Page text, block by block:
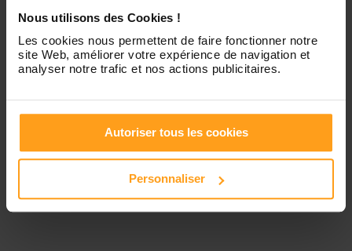
Nous utilisons des Cookies !
Les cookies nous permettent de faire fonctionner notre
site Web, améliorer votre expérience de navigation et
analyser notre trafic et nos actions publicitaires.
Autoriser tous les cookies
Personnaliser
Samedi Disponible de 00:00 à 00:00
Dimanche Disponible de 00:00 à 00:00
Services proposés
Garde d’enfants